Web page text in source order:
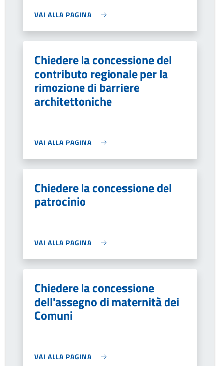
VAI ALLA PAGINA
Chiedere la concessione del
contributo regionale per la
rimozione di barriere
architettoniche
VAI ALLA PAGINA
Chiedere la concessione del
patrocinio
VAI ALLA PAGINA
Chiedere la concessione
dell'assegno di maternità dei
Comuni
VAI ALLA PAGINA